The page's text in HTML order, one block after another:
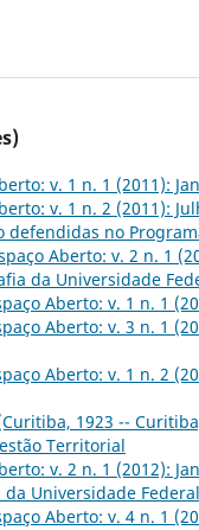
v. 1 n. 1 (2011):
v. 1 n. 2 (2011):
defendidas no
Aberto: v. 2 n. 1
da Universidade
Aberto: v. 1 n. 1
Aberto: v. 3 n. 1
Aberto: v. 1 n. 2
1923 --
Territorial
v. 2 n. 1 (2012):
Universidade
Aberto: v. 4 n. 1